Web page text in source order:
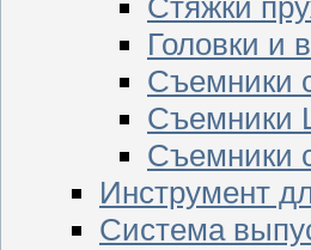
Головки и
Съемники
Съемники
Съемники
Инструмент
Система